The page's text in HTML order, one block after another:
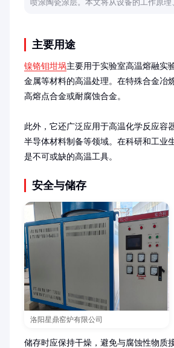
喷涂陶瓷涂层。本文将从设备的工作原
主要用途
镍铬钼坩埚主要用于实验室高温熔融实
金属等材料的高温处理。在特殊合金冶
高熔点合金或耐腐蚀合金。
此外，它还广泛应用于高温化学反应容
半导体材料制备等领域。在科研和工业
是不可或缺的高温工具。
安全与储存
洛阳星鼎窑炉有限公司
储存时应保持干燥，避免与腐蚀性物质